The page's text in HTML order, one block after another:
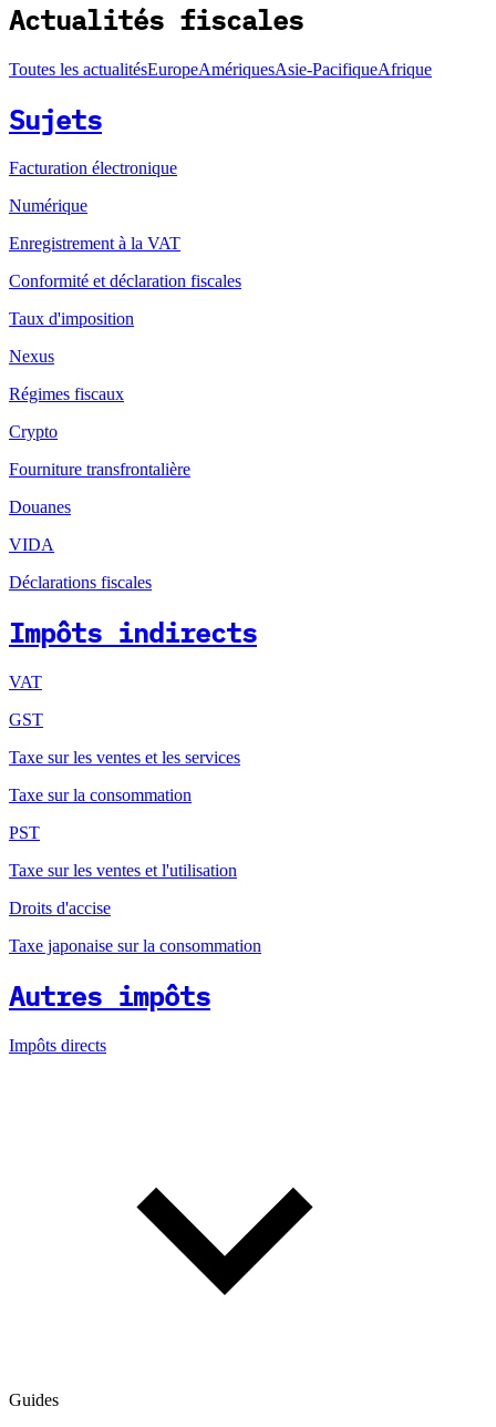
Actualités fiscales
Toutes les actualitésEuropeAmériquesAsie-PacifiqueAfrique
Sujets
Facturation électronique
Numérique
Enregistrement à la VAT
Conformité et déclaration fiscales
Taux d'imposition
Nexus
Régimes fiscaux
Crypto
Fourniture transfrontalière
Douanes
VIDA
Déclarations fiscales
Impôts indirects
VAT
GST
Taxe sur les ventes et les services
Taxe sur la consommation
PST
Taxe sur les ventes et l'utilisation
Droits d'accise
Taxe japonaise sur la consommation
Autres impôts
Impôts directs
Guides